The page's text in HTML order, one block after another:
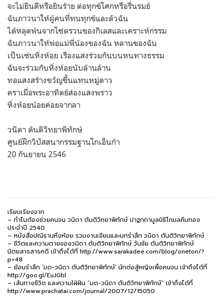
จะไม่ยินดีหรือยินร้าย ต่อทุกข์โศกหรือรื่นรมย์
ฉันภาวนาให้ผู้คนที่ทนทุกข์และตัวฉัน
ได้หลุดพ้นจากโซ่ตรวนของกิเลสและเคราะห์กรรม
ฉันภาวนาให้พ่อแม่พี่น้องของฉัน หลานของฉัน
เป็นเช่นหิ่งห้อย เรืองแสงร่วมกันบนหนทางธรรม
ฉันจะร่วมกับหิ่งห้อยนับล้านล้าน
ทอแสงสร้างขวัญขึ้นแทนหมู่ดาว
คราเมื่อพระอาทิตย์ส่องแสงพราว
หิ่งห้อยน้อยค่อยจากลา
วนิดา ตันติวิทยาพิทักษ์
ศูนย์ฝึกวิปัสสนากรรมฐานโกเอ็นก้า
20 กันยายน 2546
เรียบเรียงจาก
– ทำไมต้องช่วยคนจน วนิดา ตันติวิทยาพิทักษ์ ปาฐกถามูลนิธิโกมลคีมทอง
ประจำปี 2540
– หนังสือปณิธานหิ่งห้อย รวมงานเขียนและบทรำลึก วนิดา ตันติวิทยาพิทักษ์
– ชีวิตและความตายของวนิดา ตันติวิทยาพิทักษ์ วันชัย ตันติวิทยาพิทักษ์
นิตยสารสารคดี เข้าถึงได้ที่ http://www.sarakadee.com/blog/oneton/?
p=48
– ย้อนรำลึก ‘มด-วนิดา ตันติวิทยาพิทักษ์’ นักต่อสู้หญิงเพื่อคนจน เข้าถึงได้ที่
http://goo.gl/EuJGbl
– เส้นทางชีวิต และความใฝ่ฝัน “มด-วนิดา ตันติวิทยาพิทักษ์” เข้าถึงได้ที่
http://www.prachatai.com/journal/2007/12/15050